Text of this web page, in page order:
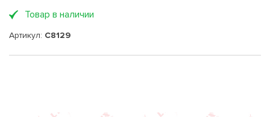
Товар в наличии
Артикул: C8129